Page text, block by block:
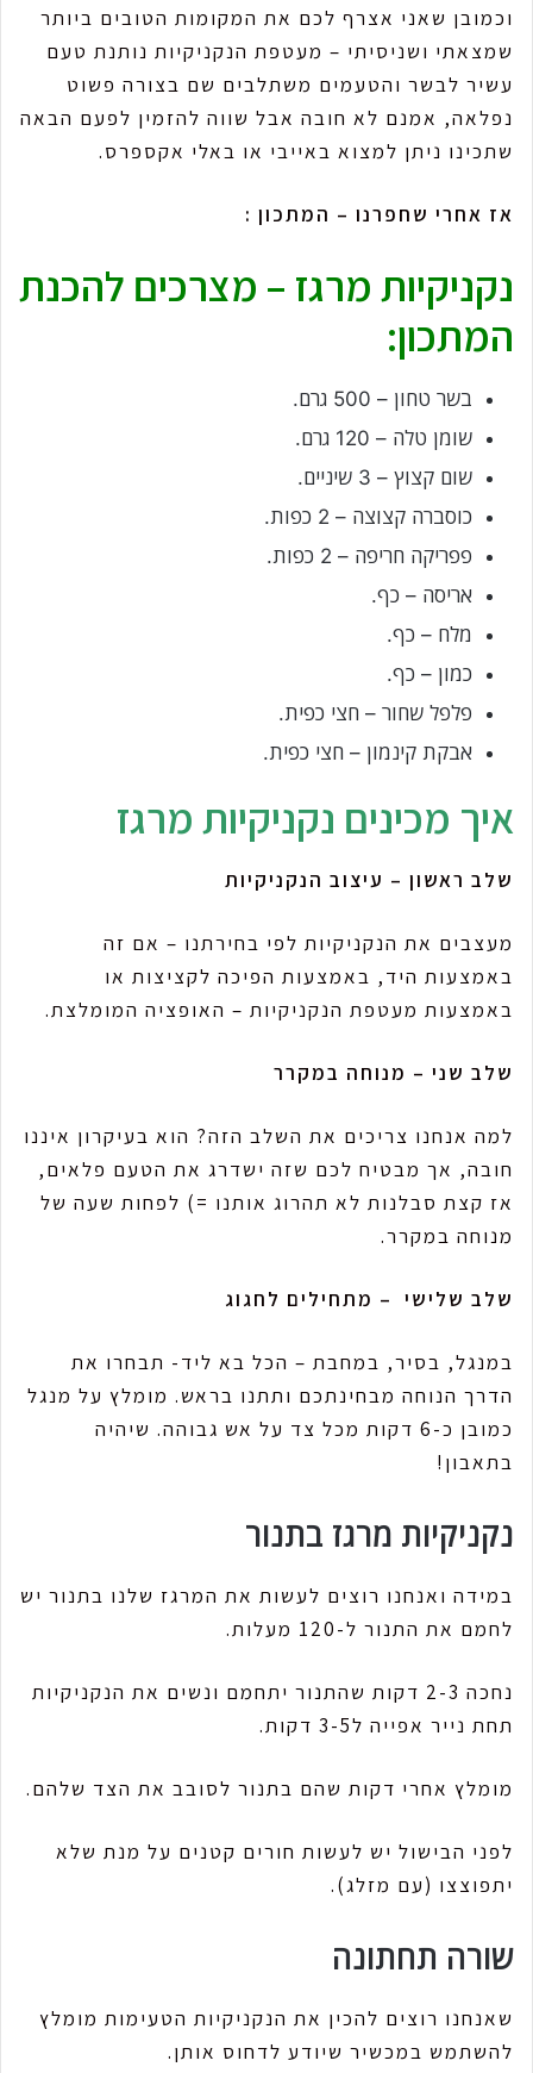
וכמובן שאני אצרף לכם את המקומות הטובים ביותר
שמצאתי ושניסיתי – מעטפת הנקניקיות נותנת טעם
עשיר לבשר והטעמים משתלבים שם בצורה פשוט
נפלאה, אמנם לא חובה אבל שווה להזמין לפעם הבאה
שתכינו ניתן למצוא באייבי או באלי אקספרס.
אז אחרי שחפרנו – המתכון :
נקניקיות מרגז – מצרכים להכנת
המתכון:
בשר טחון – 500 גרם.
שומן טלה – 120 גרם.
שום קצוץ – 3 שיניים.
כוסברה קצוצה – 2 כפות.
פפריקה חריפה – 2 כפות.
אריסה – כף.
מלח – כף.
כמון – כף.
פלפל שחור – חצי כפית.
אבקת קינמון – חצי כפית.
איך מכינים נקניקיות מרגז
שלב ראשון – עיצוב הנקניקיות
מעצבים את הנקניקיות לפי בחירתנו – אם זה
באמצעות היד, באמצעות הפיכה לקציצות או
באמצעות מעטפת הנקניקיות – האופציה המומלצת.
שלב שני – מנוחה במקרר
למה אנחנו צריכים את השלב הזה? הוא בעיקרון איננו
חובה, אך מבטיח לכם שזה ישדרג את הטעם פלאים,
אז קצת סבלנות לא תהרוג אותנו =) לפחות שעה של
מנוחה במקרר.
שלב שלישי – מתחילים לחגוג
במנגל, בסיר, במחבת – הכל בא ליד- תבחרו את
הדרך הנוחה מבחינתכם ותתנו בראש. מומלץ על מנגל
כמובן כ-6 דקות מכל צד על אש גבוהה. שיהיה
בתאבון!
נקניקיות מרגז בתנור
במידה ואנחנו רוצים לעשות את המרגז שלנו בתנור יש
לחמם את התנור ל-120 מעלות.
נחכה 2-3 דקות שהתנור יתחמם ונשים את הנקניקיות
תחת נייר אפייה ל3-5 דקות.
מומלץ אחרי דקות שהם בתנור לסובב את הצד שלהם.
לפני הבישול יש לעשות חורים קטנים על מנת שלא
יתפוצצו (עם מזלג).
שורה תחתונה
שאנחנו רוצים להכין את הנקניקיות הטעימות מומלץ
להשתמש במכשיר שיודע לדחוס אותן.